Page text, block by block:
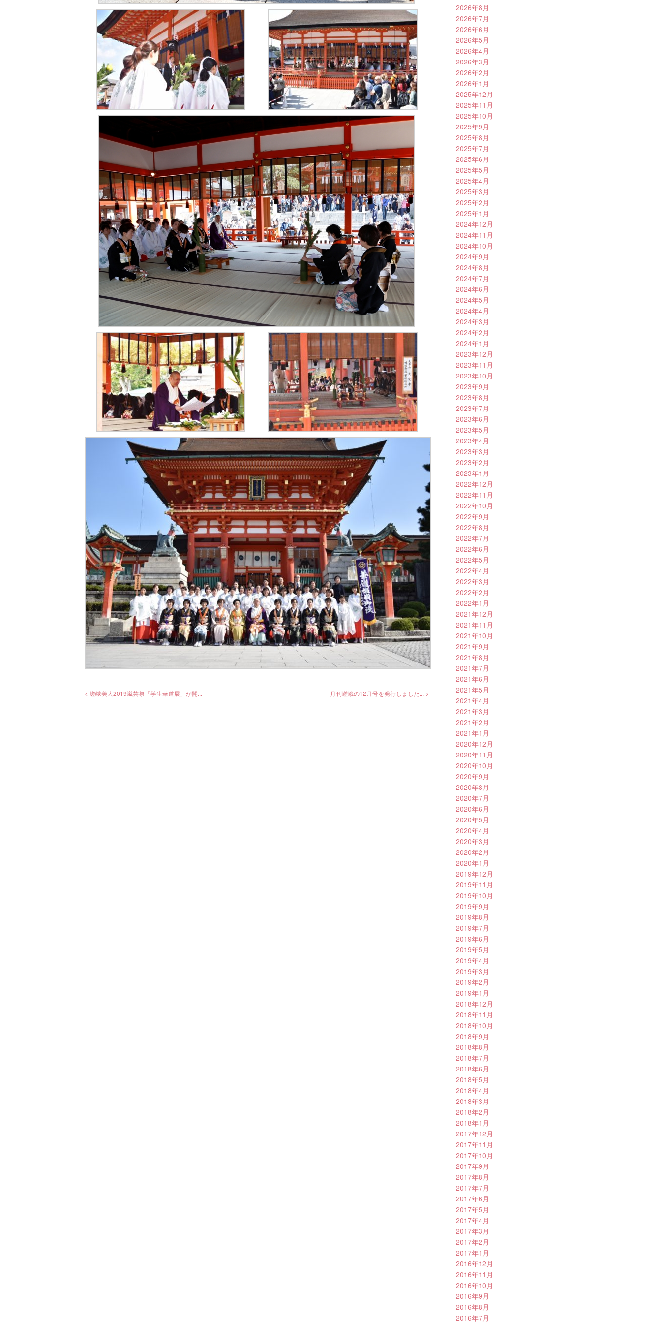
< 嵯峨美大2019嵐芸祭「学生華道展」が開... 月刊嵯峨の12月号を発行しました... >
2026年8月
2026年7月
2026年6月
2026年5月
2026年4月
2026年3月
2026年2月
2026年1月
2025年12月
2025年11月
2025年10月
2025年9月
2025年8月
2025年7月
2025年6月
2025年5月
2025年4月
2025年3月
2025年2月
2025年1月
2024年12月
2024年11月
2024年10月
2024年9月
2024年8月
2024年7月
2024年6月
2024年5月
2024年4月
2024年3月
2024年2月
2024年1月
2023年12月
2023年11月
2023年10月
2023年9月
2023年8月
2023年7月
2023年6月
2023年5月
2023年4月
2023年3月
2023年2月
2023年1月
2022年12月
2022年11月
2022年10月
2022年9月
2022年8月
2022年7月
2022年6月
2022年5月
2022年4月
2022年3月
2022年2月
2022年1月
2021年12月
2021年11月
2021年10月
2021年9月
2021年8月
2021年7月
2021年6月
2021年5月
2021年4月
2021年3月
2021年2月
2021年1月
2020年12月
2020年11月
2020年10月
2020年9月
2020年8月
2020年7月
2020年6月
2020年5月
2020年4月
2020年3月
2020年2月
2020年1月
2019年12月
2019年11月
2019年10月
2019年9月
2019年8月
2019年7月
2019年6月
2019年5月
2019年4月
2019年3月
2019年2月
2019年1月
2018年12月
2018年11月
2018年10月
2018年9月
2018年8月
2018年7月
2018年6月
2018年5月
2018年4月
2018年3月
2018年2月
2018年1月
2017年12月
2017年11月
2017年10月
2017年9月
2017年8月
2017年7月
2017年6月
2017年5月
2017年4月
2017年3月
2017年2月
2017年1月
2016年12月
2016年11月
2016年10月
2016年9月
2016年8月
2016年7月